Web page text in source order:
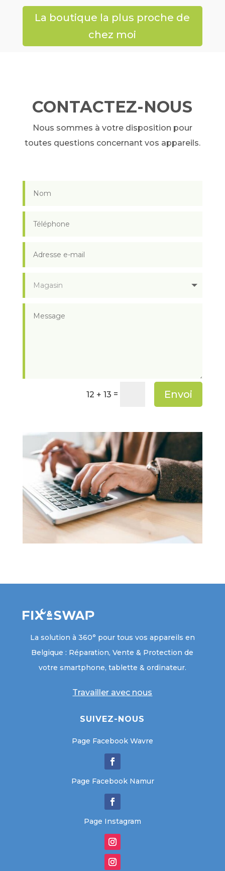
La boutique la plus proche de
chez moi
CONTACTEZ-NOUS
Nous sommes à votre disposition pour
toutes questions concernant vos appareils.
12 + 13 = Envoi
La solution à 360° pour tous vos appareils en
Belgique : Réparation, Vente & Protection de
votre smartphone, tablette & ordinateur.
Travailler avec nous
SUIVEZ-NOUS
Page Facebook Wavre
Page Facebook Namur
Page Instagram